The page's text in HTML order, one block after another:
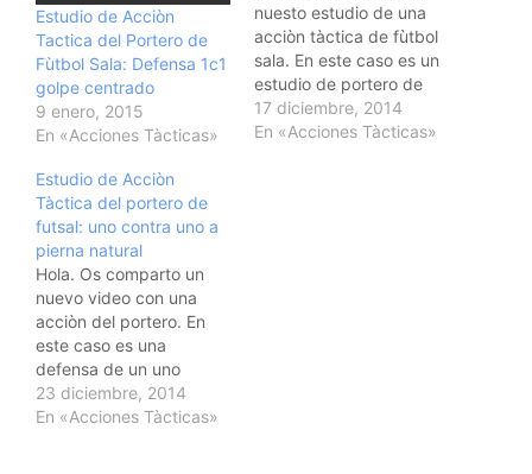
Estudio de Acciòn
Tactica del Portero de
Fùtbol Sala: Defensa 1c1
golpe centrado
9 enero, 2015
En «Acciones Tàcticas»
nuesto estudio de una
acciòn tàctica de fùtbol
sala. En este caso es un
estudio de portero de
Fùtbol Sala: 1c1 con cruz
ataque desde zona
17 diciembre, 2014
En «Acciones Tàcticas»
Estudio de Acciòn
Tàctica del portero de
futsal: uno contra uno a
pierna natural
Hola. Os comparto un
nuevo video con una
acciòn del portero. En
este caso es una
defensa de un uno
contra portero con un
atacante en pierna
23 diciembre, 2014
En «Acciones Tàcticas»